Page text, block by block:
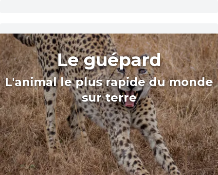
Le guépard
L'animal le plus rapide du monde
sur terre